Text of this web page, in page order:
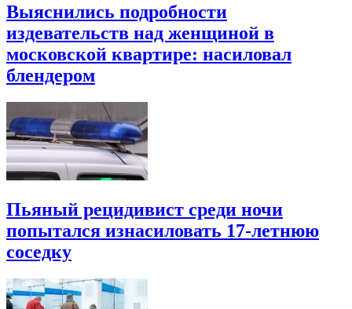
Выяснились подробности
издевательств над женщиной в
московской квартире: насиловал
блендером
Пьяный рецидивист среди ночи
попытался изнасиловать 17-летнюю
соседку